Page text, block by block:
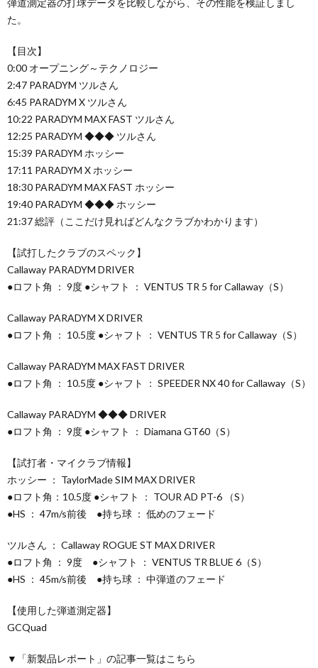
た。
【目次】
0:00 オープニング～テクノロジー
2:47 PARADYM ツルさん
6:45 PARADYM X ツルさん
10:22 PARADYM MAX FAST ツルさん
12:25 PARADYM ◆◆◆ ツルさん
15:39 PARADYM ホッシー
17:11 PARADYM X ホッシー
18:30 PARADYM MAX FAST ホッシー
19:40 PARADYM ◆◆◆ ホッシー
21:37 総評（ここだけ見ればどんなクラブかわかります）
【試打したクラブのスペック】
Callaway PARADYM DRIVER
●ロフト角 ： 9度 ●シャフト ： VENTUS TR 5 for Callaway（S）
Callaway PARADYM X DRIVER
●ロフト角 ： 10.5度 ●シャフト ： VENTUS TR 5 for Callaway（S）
Callaway PARADYM MAX FAST DRIVER
●ロフト角 ： 10.5度 ●シャフト ： SPEEDER NX 40 for Callaway（S）
Callaway PARADYM ◆◆◆ DRIVER
●ロフト角 ： 9度 ●シャフト ： Diamana GT60（S）
【試打者・マイクラブ情報】
ホッシー ： TaylorMade SIM MAX DRIVER
●ロフト角：10.5度 ●シャフト ： TOUR AD PT-6 （S）
●HS ： 47m/s前後 ●持ち球 ： 低めのフェード
ツルさん ： Callaway ROGUE ST MAX DRIVER
●ロフト角 ： 9度 ●シャフト ： VENTUS TR BLUE 6（S）
●HS ： 45m/s前後 ●持ち球 ： 中弾道のフェード
【使用した弾道測定器】
GCQuad
▼「新製品レポート」の記事一覧はこちら